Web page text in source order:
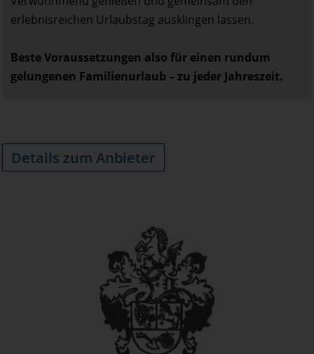
erlebnisreichen Urlaubstag ausklingen lassen.
Beste Voraussetzungen also für einen rundum
gelungenen Familienurlaub – zu jeder Jahreszeit.
Details zum Anbieter